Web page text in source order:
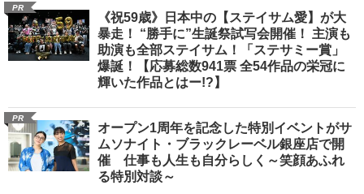
PR
《祝59歳》日本中の【ステイサム愛】が大
暴走！ “勝手に”生誕祭試写会開催！ 主演も
助演も全部ステイサム！「ステサミー賞」
爆誕！【応募総数941票 全54作品の栄冠に
輝いた作品とはー!?】
PR
オープン1周年を記念した特別イベントがサ
ムソナイト・ブラックレーベル銀座店で開
催 仕事も人生も自分らしく～笑顔あふれ
る特別対談～